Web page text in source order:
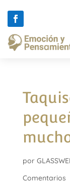
por
Comentarios